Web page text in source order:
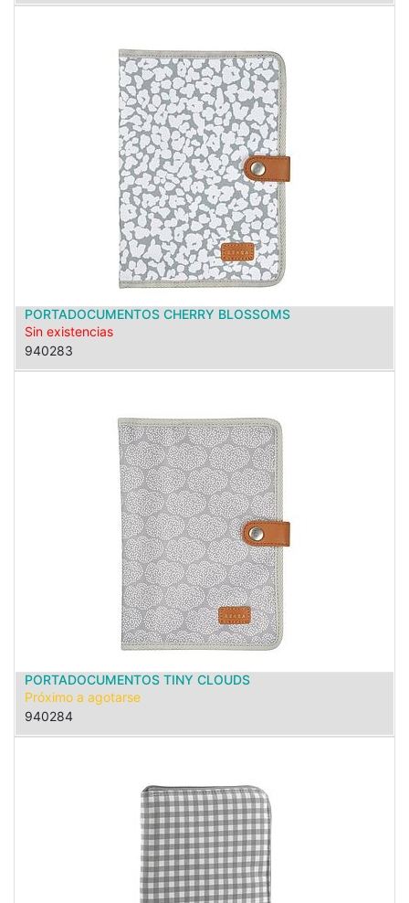
PORTADOCUMENTOS CHERRY BLOSSOMS
Sin existencias
940283
PORTADOCUMENTOS TINY CLOUDS
Próximo a agotarse
940284